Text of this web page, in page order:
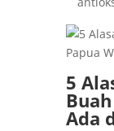
5
Ada